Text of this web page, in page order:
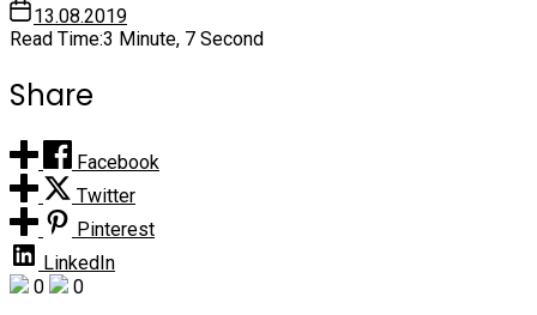
13.08.2019
Read Time:3 Minute, 7 Second
Share
Facebook
Twitter
Pinterest
LinkedIn
0
0